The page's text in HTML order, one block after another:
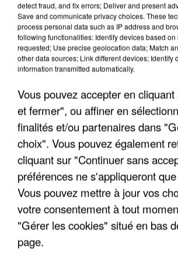
APRÈS TOUTES CES CANICULES,
DE FAUNE SAUVAGE SONT...
detect fraud, and fix errors; Deliver and present
Save and communicate privacy choices. These
process personal data such as IP address and
following functionalities: Identify devices based
requested; Use precise geolocation data; Match
other data sources; Link different devices; Identify
information transmitted automatically.
Vous pouvez accepter en
et fermer", ou affiner en
finalités et/ou partenaires dans
choix". Vous pouvez également
cliquant sur "Continuer sans
préférences ne s'appliqueront
Vous pouvez mettre à jour vos
votre consentement à tout
"Gérer les cookies" situé en bas
page.